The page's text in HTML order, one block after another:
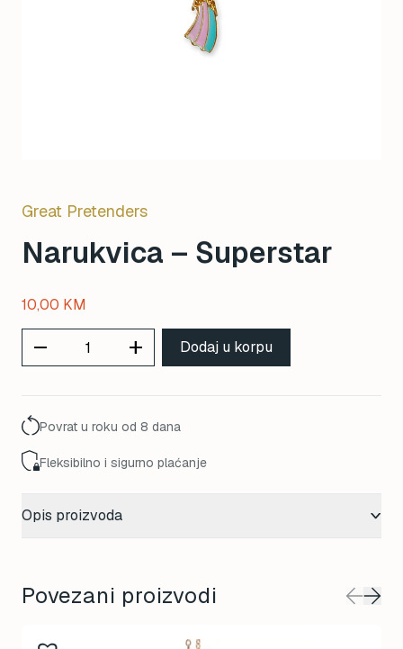
Great Pretenders
Narukvica – Superstar
10,00 KM
remove add Dodaj u korpu
Povrat u roku od 8 dana
Fleksibilno i sigurno plaćanje
Opis proizvoda
Povezani proizvodi